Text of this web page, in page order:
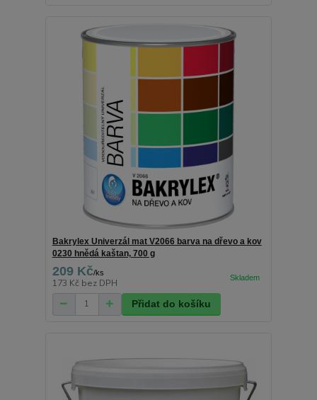
Bakrylex Univerzál mat V2066 barva na dřevo a kov
0230 hnědá kaštan, 700 g
209 Kč/ks
173 Kč bez DPH
Přidat do košíku